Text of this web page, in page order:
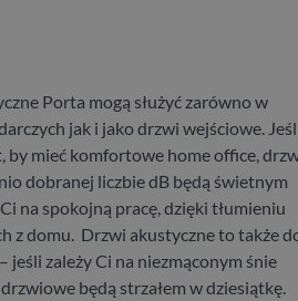
Porta mogą służyć zarówno w
jak i jako drzwi wejściowe.
by mieć komfortowe home office,
dobranej liczbie dB będą świetnym
na spokojną pracę, dzięki tłumieniu
z domu. Drzwi akustyczne to także
jeśli zależy Ci na niezmąconym śnie
będą strzałem w dziesiątkę.